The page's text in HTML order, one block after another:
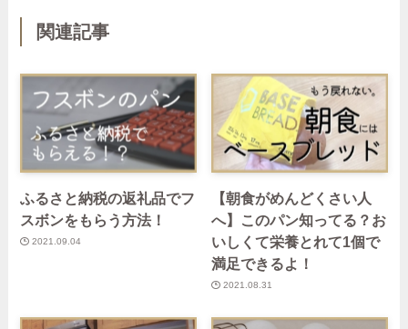
関連記事
ふるさと納税の返礼品でフ
スボンをもらう方法！
2021.09.04
【朝食がめんどくさい人
へ】このパン知ってる？お
いしくて栄養とれて1個で
満足できるよ！
2021.08.31